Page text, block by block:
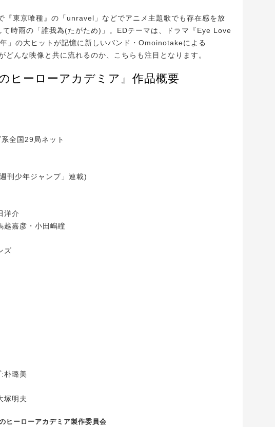
東京喰種』の「unravel」などでアニメ主題歌でも存在感を放
時雨の「誰我為(たがため)」。EDテーマは、ドラマ『Eye Love
」の大ヒットが記憶に新しいバンド・Omoinotakeによる
どんな映像と共に流れるのか、こちらも注目となります。
ヒーローアカデミア』作品概要
全国29局ネット
刊少年ジャンプ」連載)
洋介
越嘉彦・小田嶋瞳
ズ
朴璐美
塚明夫
ヒーローアカデミア製作委員会